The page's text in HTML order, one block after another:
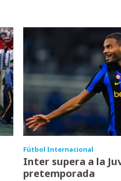
Fútbol Internacional
Inter supera a la
pretemporada